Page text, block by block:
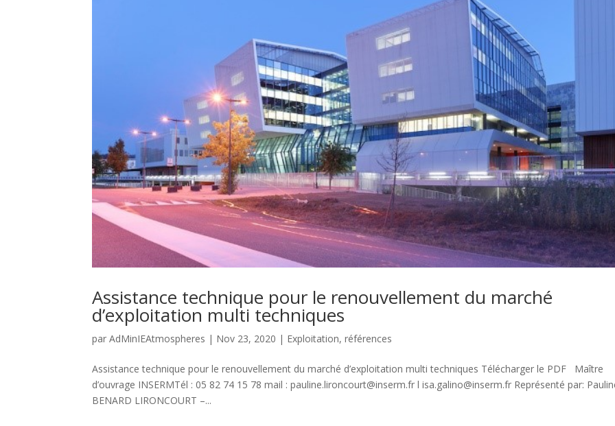
Assistance technique pour le renouvellement du marché
d’exploitation multi techniques
parAdMinIEAtmospheres | Nov 23, 2020 | Exploitation,références
Assistance technique pour le renouvellement du marché d’exploitation multi techniques Télécharger le PDF Maître
d’ouvrage INSERMTél : 05 82 74 15 78 mail : pauline.lironcourt@inserm.fr l isa.galino@inserm.fr Représenté par:
BENARD LIRONCOURT –...